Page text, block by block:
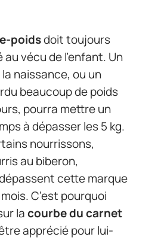
poidsdoit toujours
vécu de l’enfant. Un
naissance, ou un
beaucoup de poids
pourra mettre un
à dépasser les 5 kg.
nourrissons,
au biberon,
cette marque
C’est pourquoi
lacourbe du carnet
apprécié pour lui-